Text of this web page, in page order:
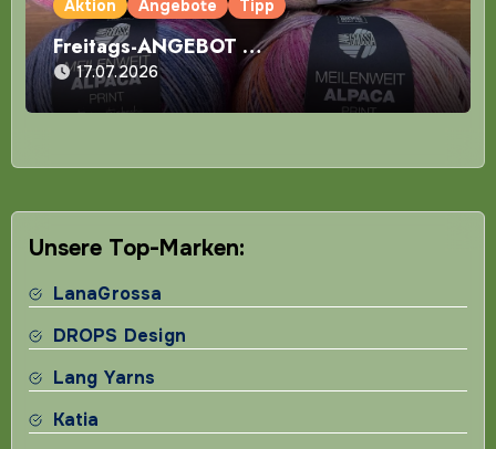
Aktion Angebote Tipp
Freitags-ANGEBOT …
17.07.2026
Unsere Top-Marken:
LanaGrossa
DROPS Design
Lang Yarns
Katia